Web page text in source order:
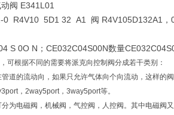
阀 E341L01
0 R4V10 5D1 32 A1 阀 R4V105D132A1，
S 0O N ；CE032C04S00N数量
根据不同的需要将派克向控制阀分成若干类别：
的流动向，如果只允许气体向个向流动，这样的阀
，2way5port，3way5port等。
电磁阀，机械阀，气控阀，人控阀。其中电磁阀又